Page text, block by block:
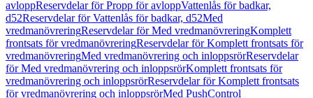
avloppReservdelar för Propp för avloppVattenlås för badkar,
d52Reservdelar för Vattenlås för badkar, d52Med
vredmanövreringReservdelar för Med vredmanövreringKomplett
frontsats för vredmanövreringReservdelar för Komplett frontsats för
vredmanövreringMed vredmanövrering och inloppsrörReservdelar
för Med vredmanövrering och inloppsrörKomplett frontsats för
vredmanövrering och inloppsrörReservdelar för Komplett frontsats
för vredmanövrering och inloppsrörMed PushControl